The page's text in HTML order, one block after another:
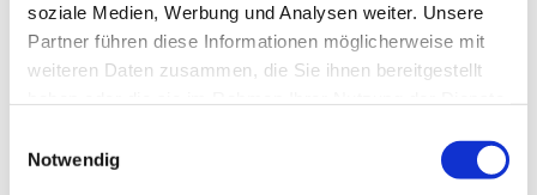
soziale Medien, Werbung und Analysen weiter. Unsere
Partner führen diese Informationen möglicherweise mit
weiteren Daten zusammen, die Sie ihnen bereitgestellt
Notwendig
Dies könnte Sie auch
interessieren